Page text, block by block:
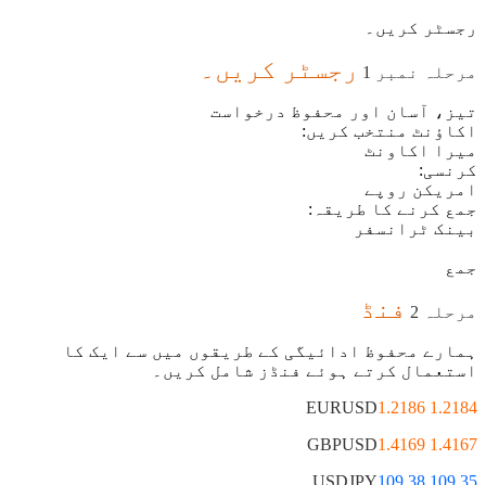
رجسٹر کریں۔
مرحلہ نمبر 1 رجسٹر کریں۔
تیز، آسان اور محفوظ درخواست
اکاؤنٹ منتخب کریں:
میرا اکاونٹ
کرنسی:
امریکن روپے
جمع کرنے کا طریقہ:
بینک ٹرانسفر
جمع
مرحلہ 2 فنڈ
ہمارے محفوظ ادائیگی کے طریقوں میں سے ایک کا
استعمال کرتے ہوئے فنڈز شامل کریں۔
EURUSD
1.2184 1.2186
GBPUSD
1.4167 1.4169